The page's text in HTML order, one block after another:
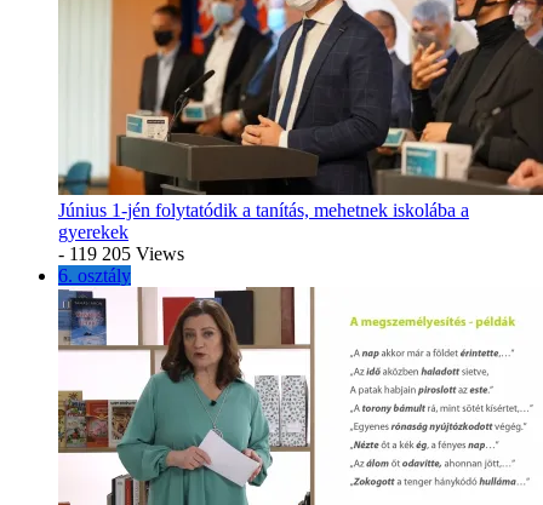
Június 1-jén folytatódik a tanítás, mehetnek iskolába a
gyerekek
- 119 205 Views
6. osztály